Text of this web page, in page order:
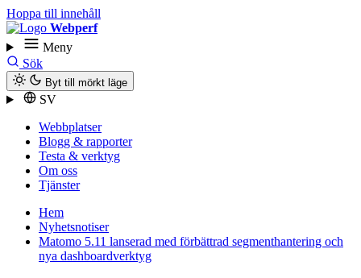
Hoppa till innehåll
Webperf
Meny
Sök
Byt till mörkt läge
SV
Webbplatser
Blogg & rapporter
Testa & verktyg
Om oss
Tjänster
Hem
Nyhetsnotiser
Matomo 5.11 lanserad med förbättrad segmenthantering och
nya dashboardverktyg